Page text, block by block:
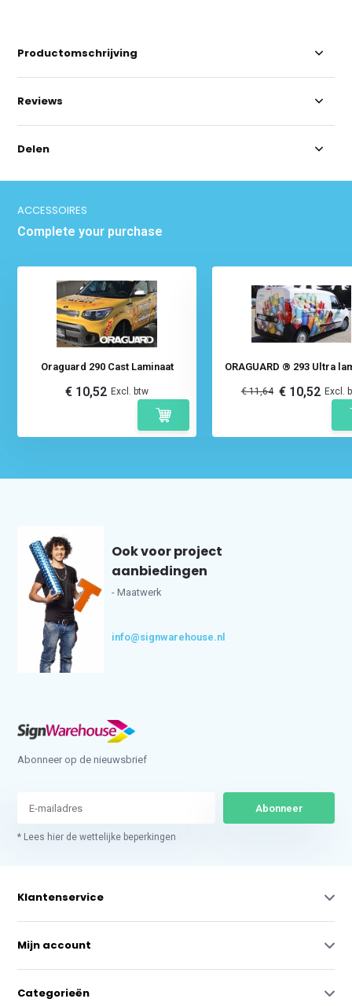
Productomschrijving
Reviews
Delen
ACCESSOIRES
Complete your purchase
Oraguard 290 Cast Laminaat
€ 10,52 Excl. btw
ORAGUARD ® 293 Ultra
€ 11,64 € 10,52 Excl.
Ook voor project
aanbiedingen
- Maatwerk
info@signwarehouse.nl
Abonneer op de nieuwsbrief
Abonneer
* Lees hier de wettelijke beperkingen
Klantenservice
Mijn account
Categorieën